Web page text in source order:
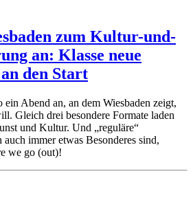
zum Kultur-und-
an: Klasse neue
den Start
ein Abend an, an dem Wiesbaden zeigt,
Gleich drei besondere Formate laden
und Kultur. Und „reguläre“
immer etwas Besonderes sind,
we go (out)!